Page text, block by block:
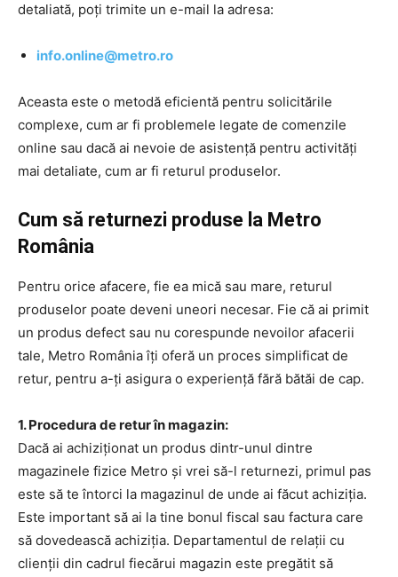
detaliată, poți trimite un e-mail la adresa:
info.online@metro.ro
Aceasta este o metodă eficientă pentru solicitările
complexe, cum ar fi problemele legate de comenzile
online sau dacă ai nevoie de asistență pentru activități
mai detaliate, cum ar fi returul produselor.
Cum să returnezi produse la Metro
România
Pentru orice afacere, fie ea mică sau mare, returul
produselor poate deveni uneori necesar. Fie că ai primit
un produs defect sau nu corespunde nevoilor afacerii
tale, Metro România îți oferă un proces simplificat de
retur, pentru a-ți asigura o experiență fără bătăi de cap.
1. Procedura de retur în magazin:
Dacă ai achiziționat un produs dintr-unul dintre
magazinele fizice Metro și vrei să-l returnezi, primul pas
este să te întorci la magazinul de unde ai făcut achiziția.
Este important să ai la tine bonul fiscal sau factura care
să dovedească achiziția. Departamentul de relații cu
clienții din cadrul fiecărui magazin este pregătit să